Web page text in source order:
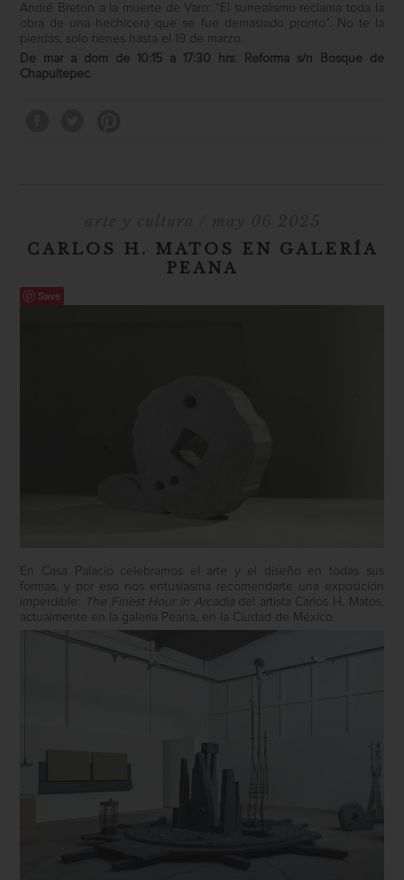
André Breton a la muerte de Varo: “El surrealismo reclama toda la
obra de una hechicera que se fue demasiado pronto”. No te la
pierdas, solo tienes hasta el 19 de marzo.
De mar a dom de 10:15 a 17:30 hrs. Reforma s/n Bosque de
Chapultepec.
CARLOS H. MATOS EN GALERÍA
PEANA
Save
En Casa Palacio celebramos el arte y el diseño en todas sus
formas, y por eso nos entusiasma recomendarte una exposición
imperdible:
The Finest Hour in Arcadiadel artista Carlos H. Matos,
actualmente en la galería Peana, en la Ciudad de México.